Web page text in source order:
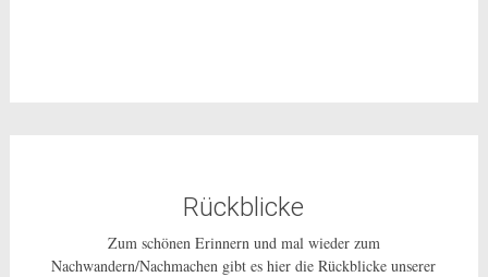
Rückblicke
Zum schönen Erinnern und mal wieder zum
Nachwandern/Nachmachen gibt es hier die Rückblicke unserer